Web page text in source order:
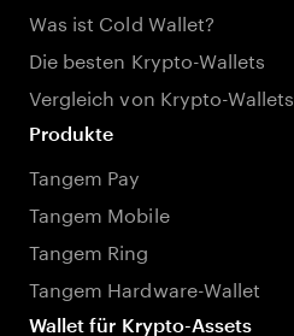
Was ist Cold Wallet?
Die besten Krypto-Wallets
Vergleich von Krypto-Wallets
Produkte
Tangem Pay
Tangem Mobile
Tangem Ring
Tangem Hardware-Wallet
Wallet für Krypto-Assets